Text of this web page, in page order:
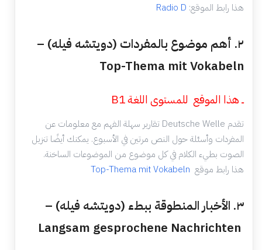
هذا رابط الموقع: Radio D
٢. أهم موضوع بالمفردات (دويتشه فيله) –
Top-Thema mit Vokabeln
ــ هذا الموقع للمستوى اللغة B1
تقدم Deutsche Welle تقارير سهلة الفهم مع معلومات عن
المفردات وأسئلة حول النص مرتين في الأسبوع. يمكنك أيضًا تنزيل
الصوت بطيء الكلام في كل موضوع من الموضوعات الساخنة.
هذا رابط موقع
٣. الأخبار المنطوقة ببطء (دويتشه فيله) –